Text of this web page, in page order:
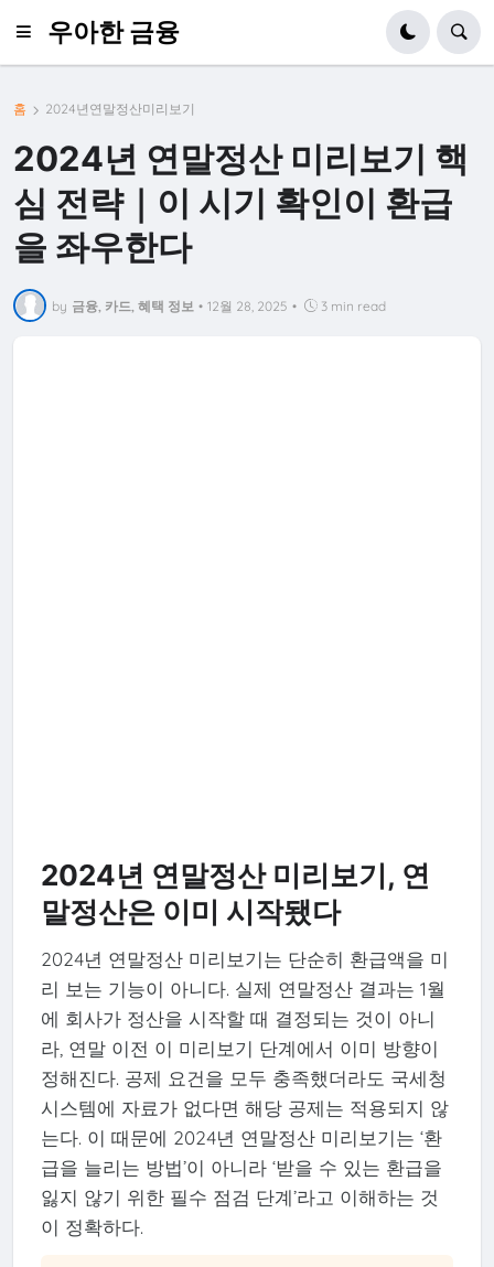
우아한 금융
홈 2024년연말정산미리보기
2024년 연말정산 미리보기 핵
심 전략｜이 시기 확인이 환급
을 좌우한다
by 금융, 카드, 혜택 정보 • 12월 28, 2025 • 3 min read
2024년 연말정산 미리보기, 연
말정산은 이미 시작됐다
2024년 연말정산 미리보기는 단순히 환급액을 미
리 보는 기능이 아니다. 실제 연말정산 결과는 1월
에 회사가 정산을 시작할 때 결정되는 것이 아니
라, 연말 이전 이 미리보기 단계에서 이미 방향이
정해진다. 공제 요건을 모두 충족했더라도 국세청
시스템에 자료가 없다면 해당 공제는 적용되지 않
는다. 이 때문에 2024년 연말정산 미리보기는 ‘환
급을 늘리는 방법’이 아니라 ‘받을 수 있는 환급을
잃지 않기 위한 필수 점검 단계’라고 이해하는 것
이 정확하다.